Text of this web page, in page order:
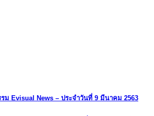
ม Evisual News – ประจำวันที่ 9 มีนาคม 2563